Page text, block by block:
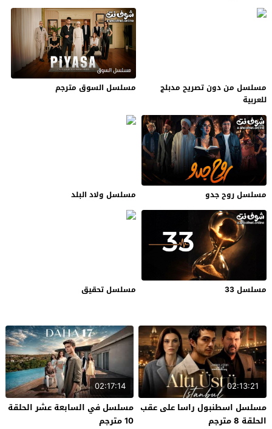
مسلسل من دون تصريح مدبلج
للعربية
مسلسل السوق مترجم
مسلسل روح جدو مسلسل ولاد البلد
مسلسل 33 مسلسل تحقيق
02:13:21
مسلسل اسطنبول راسا على عقب
الحلقة 8 مترجم
02:17:14
مسلسل في السابعة عشر الحلقة
10 مترجم